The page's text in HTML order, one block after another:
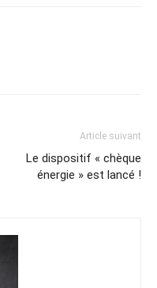
Article suivant
Le dispositif « chèque
énergie » est lancé !